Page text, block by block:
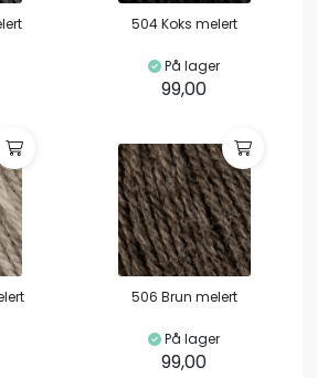
504 Koks melert
På lager
99,00
506 Brun melert
På lager
99,00